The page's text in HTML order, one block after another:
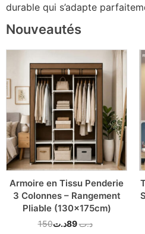
durable qui s’adapte
Nouveautés
Armoire en Tissu Penderie
3 Colonnes – Rangement
Pliable (130x175cm)
150 د.ت89د.ت